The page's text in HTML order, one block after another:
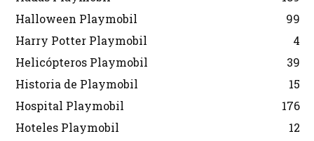
Halloween Playmobil
99
Harry Potter Playmobil
4
Helicópteros Playmobil
39
Historia de Playmobil
15
Hospital Playmobil
176
Hoteles Playmobil
12